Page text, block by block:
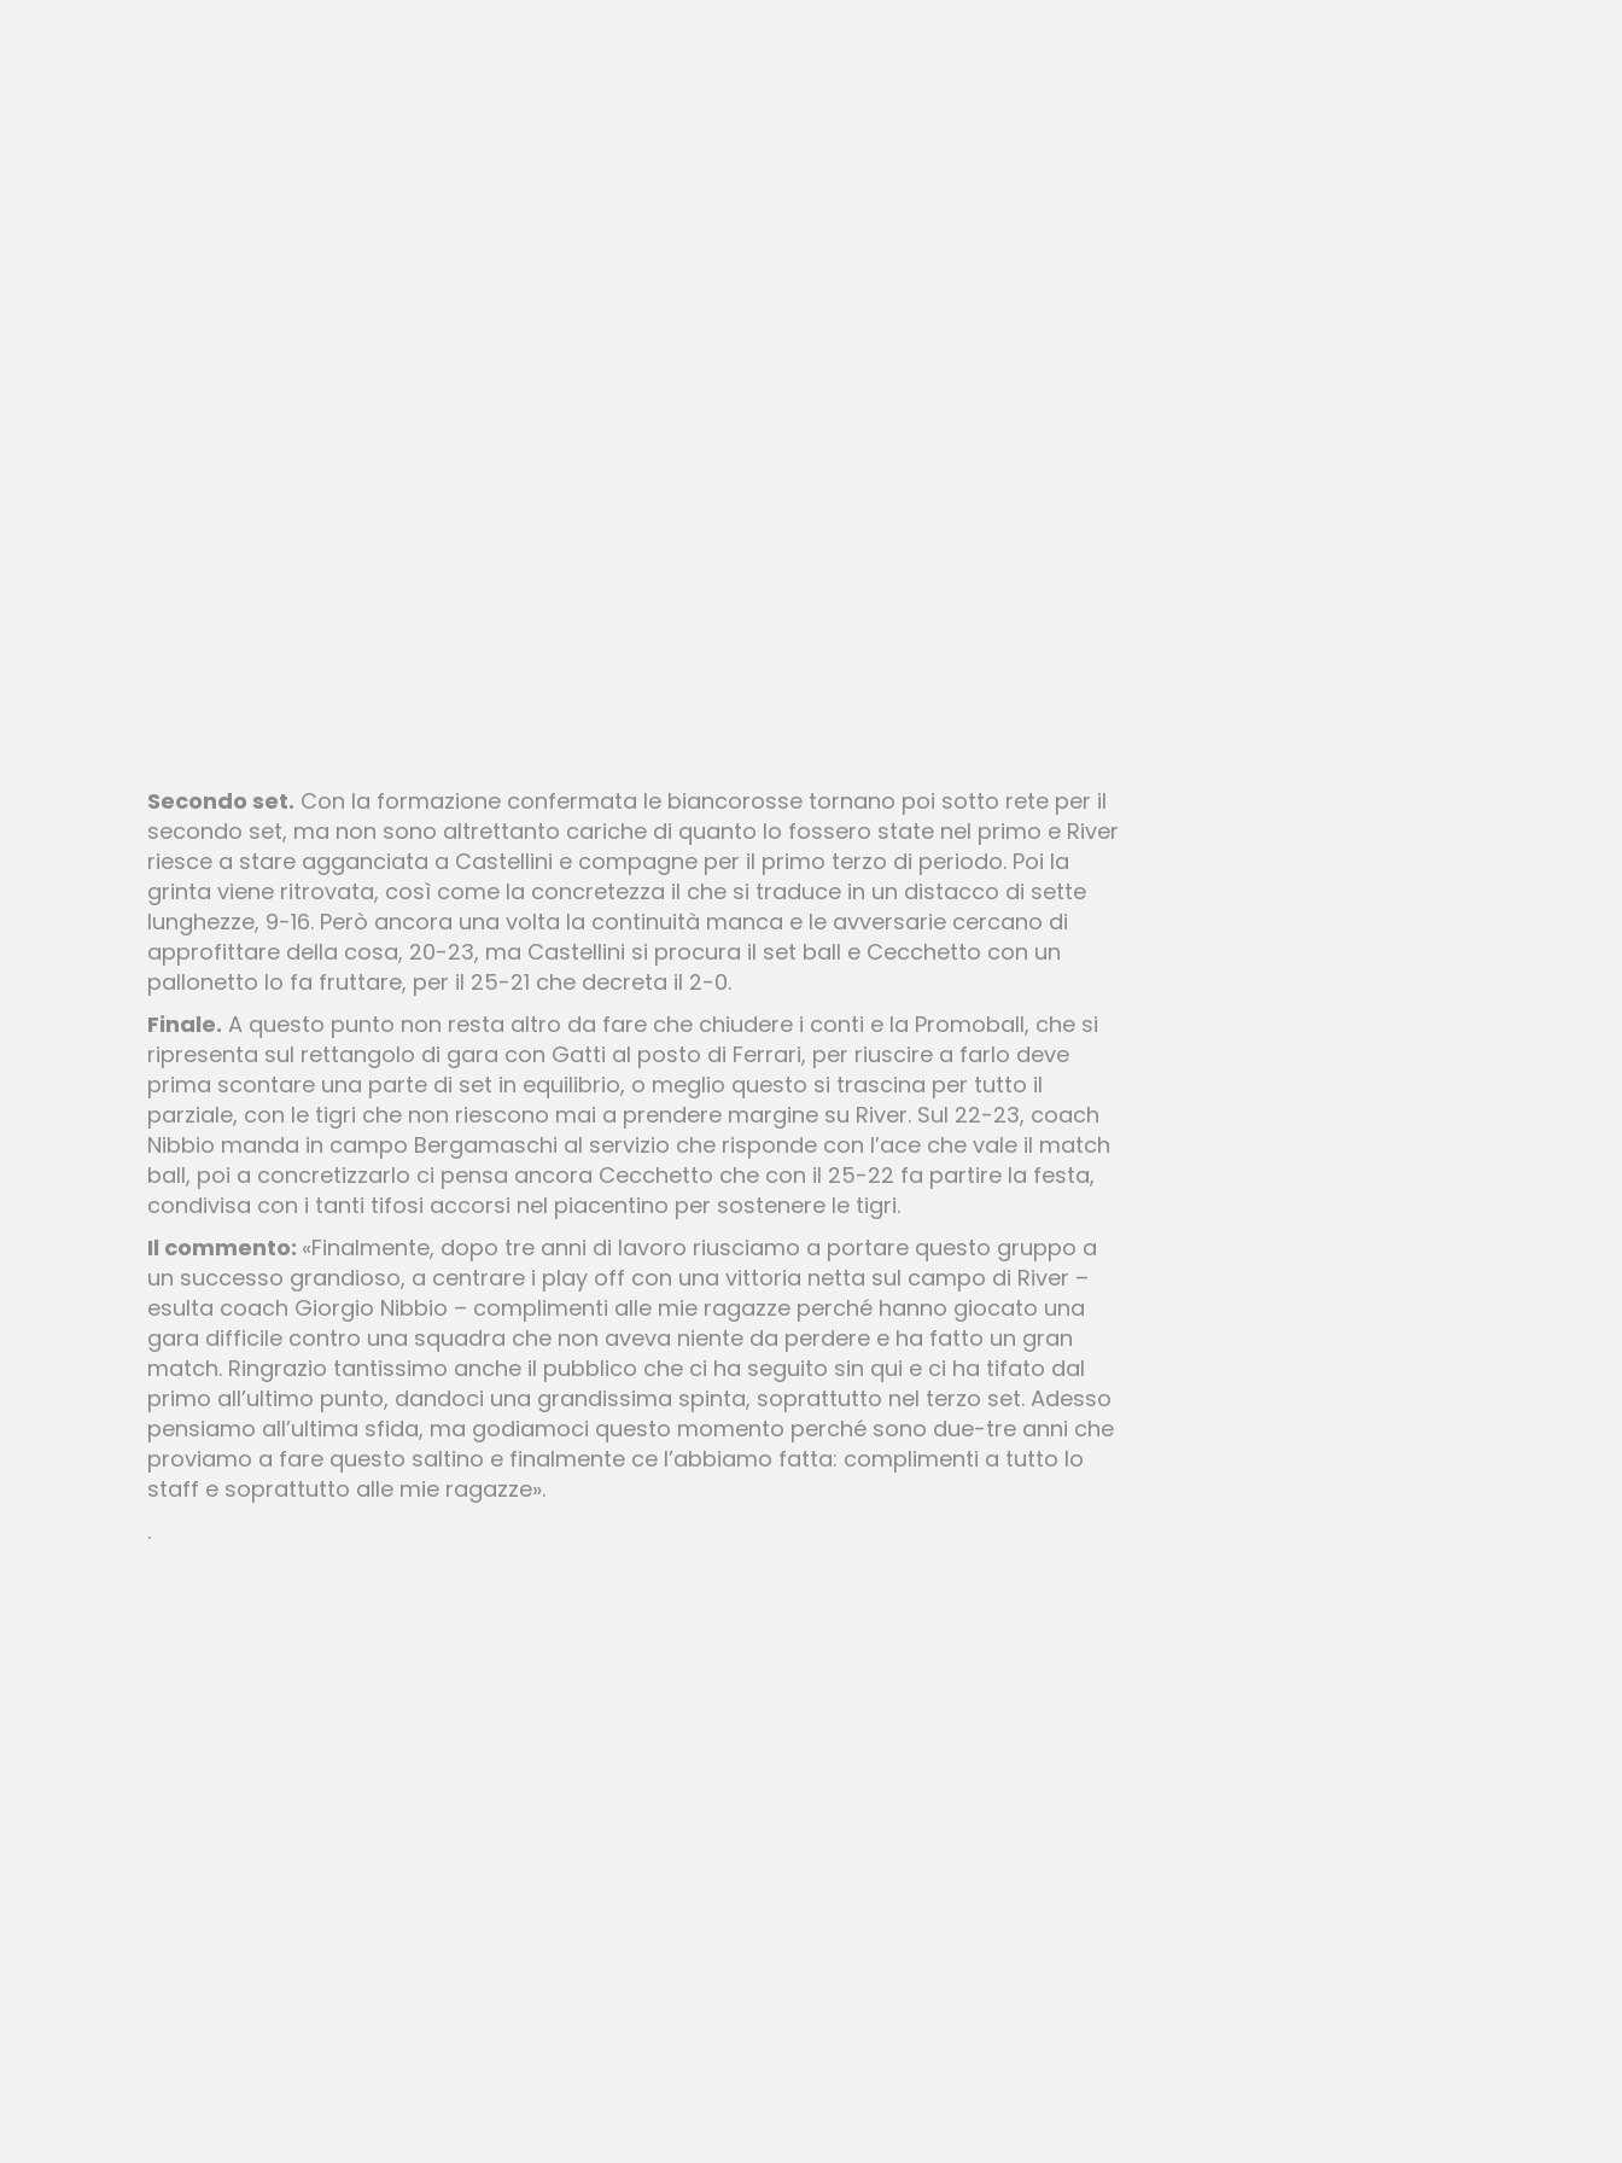
Secondo set. Con la formazione confermata le biancorosse tornano poi sotto rete per il
secondo set, ma non sono altrettanto cariche di quanto lo fossero state nel primo e River
riesce a stare agganciata a Castellini e compagne per il primo terzo di periodo. Poi la
grinta viene ritrovata, così come la concretezza il che si traduce in un distacco di sette
lunghezze, 9-16. Però ancora una volta la continuità manca e le avversarie cercano di
approfittare della cosa, 20-23, ma Castellini si procura il set ball e Cecchetto con un
pallonetto lo fa fruttare, per il 25-21 che decreta il 2-0.
Finale. A questo punto non resta altro da fare che chiudere i conti e la Promoball, che si
ripresenta sul rettangolo di gara con Gatti al posto di Ferrari, per riuscire a farlo deve
prima scontare una parte di set in equilibrio, o meglio questo si trascina per tutto il
parziale, con le tigri che non riescono mai a prendere margine su River. Sul 22-23, coach
Nibbio manda in campo Bergamaschi al servizio che risponde con l’ace che vale il match
ball, poi a concretizzarlo ci pensa ancora Cecchetto che con il 25-22 fa partire la festa,
condivisa con i tanti tifosi accorsi nel piacentino per sostenere le tigri.
Il commento: «Finalmente, dopo tre anni di lavoro riusciamo a portare questo gruppo a
un successo grandioso, a centrare i play off con una vittoria netta sul campo di River –
esulta coach Giorgio Nibbio – complimenti alle mie ragazze perché hanno giocato una
gara difficile contro una squadra che non aveva niente da perdere e ha fatto un gran
match. Ringrazio tantissimo anche il pubblico che ci ha seguito sin qui e ci ha tifato dal
primo all’ultimo punto, dandoci una grandissima spinta, soprattutto nel terzo set. Adesso
pensiamo all’ultima sfida, ma godiamoci questo momento perché sono due-tre anni che
proviamo a fare questo saltino e finalmente ce l’abbiamo fatta: complimenti a tutto lo
staff e soprattutto alle mie ragazze».
.